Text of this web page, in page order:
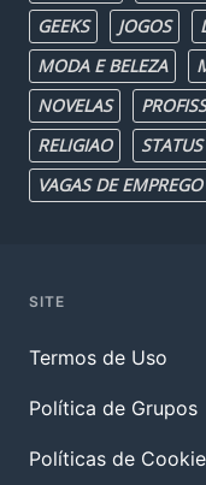
GEEKS
JOGOS
MODA E BELEZA
NOVELAS
RELIGIAO
STATUS
VAGAS DE EMPREGO
SITE
Termos de Uso
Política de Grupos
Políticas de